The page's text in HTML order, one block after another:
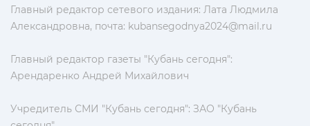
Главный редактор сетевого издания: Лата Людмила
Александровна, почта: kubansegodnya2024@mail.ru
Главный редактор газеты "Кубань сегодня":
Арендаренко Андрей Михайлович
Учредитель СМИ "Кубань сегодня": ЗАО "Кубань